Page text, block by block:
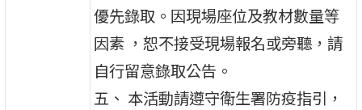
優先錄取。因現場座位及教材數量等
因素 ，恕不接受現場報名或旁聽，請
自行留意錄取公告。
五、 本活動請遵守衛生署防疫指引，